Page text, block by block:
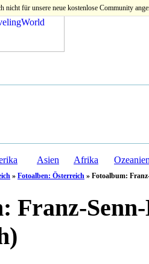
nicht für unsere neue kostenlose Community
Asien Afrika
» Fotoalben: Österreich » Fotoalbum:
Franz-